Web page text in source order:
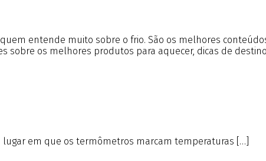
entende muito sobre o frio. São os melhores
sobre os melhores produtos para aquecer, dicas de
lugar em que os termômetros marcam temperaturas […]